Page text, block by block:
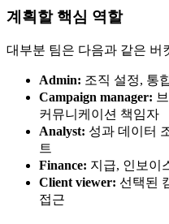
계획할 핵심 역할
대부분 팀은 다음과 같은 버
Admin: 조직 설정, 통
Campaign manager:
커뮤니케이션 책임자
Analyst: 성과 데이터
트
Finance: 지급, 인보이
Client viewer: 선택된
접근